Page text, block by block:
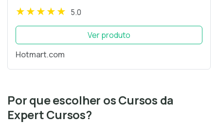
5.0
Ver produto
Hotmart.com
Por que escolher os Cursos da
Expert Cursos?